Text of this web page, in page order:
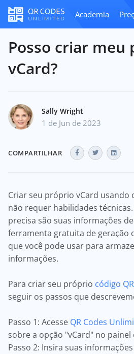
Academia
Posso criar meu
vCard?
Sally Wright
1 de Jun de 2023
COMPARTILHAR
Criar seu próprio vCard usando
não requer habilidades
precisa são suas informações
ferramenta gratuita de geração
que você pode usar para
informações.
Para criar seu próprio código
seguir os passos que
Passo 1: Acesse QR Codes
sobre a opção "vCard" no painel
Passo 2: Insira suas